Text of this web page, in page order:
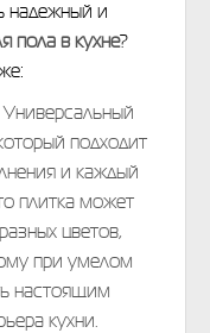
надежный и
пола в кухне?
Универсальный
подходит
и каждый
плитка может
цветов,
при умелом
настоящим
кухни.